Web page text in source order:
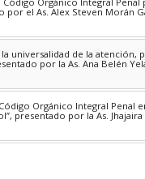
el As. Alex Steven Morán
universalidad de la
por la As. Ana Belén
Orgánico Integral Penal
presentado por la As. Jhajaira